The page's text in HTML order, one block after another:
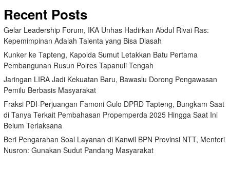
Recent Posts
Gelar Leadership Forum, IKA Unhas Hadirkan Abdul Rivai Ras:
Kepemimpinan Adalah Talenta yang Bisa Diasah
Kunker ke Tapteng, Kapolda Sumut Letakkan Batu Pertama
Pembangunan Rusun Polres Tapanuli Tengah
Jaringan LIRA Jadi Kekuatan Baru, Bawaslu Dorong Pengawasan
Pemilu Berbasis Masyarakat
Fraksi PDI-Perjuangan Famoni Gulo DPRD Tapteng, Bungkam Saat
di Tanya Terkait Pembahasan Propemperda 2025 Hingga Saat Ini
Belum Terlaksana
Beri Pengarahan Soal Layanan di Kanwil BPN Provinsi NTT, Menteri
Nusron: Gunakan Sudut Pandang Masyarakat